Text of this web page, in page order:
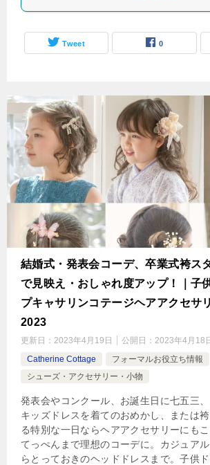
Tweet 0
結婚式・発表会コーデ、卒業式袴ス
で見映え・おしゃれ度アップ！｜子
プキャサリンコテージヘアアクセサ
2023
更新日： 2023年4月19日 公開日： 2023年4月18
Catherine Cottage
フォーマルお役立ち情報
シューズ・アクセサリー・小物
発表会やコンクール、お誕生日に七五三
キッズドレスを着てのおめかし、または
る特別な一日ならヘアアクセサリーにも
てっぺんまで理想のコーデに。カジュア
らとっておきのヘッドドレスまで。子供